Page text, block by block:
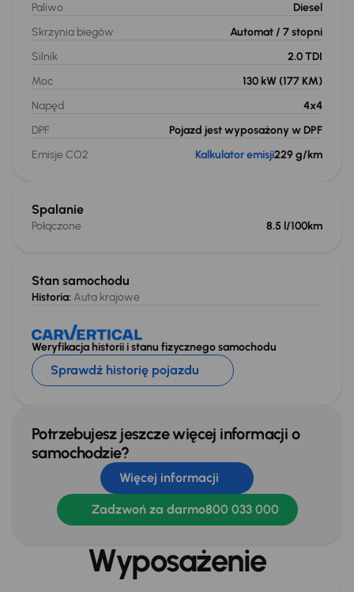
Stan samochodu
Historia: Auta krajowe
Weryfikacja historii i stanu fizycznego samochodu
Sprawdź historię pojazdu
Paliwo
Diesel
Skrzynia biegów
Automat / 7 stopni
Silnik
2.0 TDI
Moc
130 kW (177 KM)
Napęd
4x4
DPF
Pojazd jest wyposażony w DPF
Emisje CO2
Kalkulator emisji229 g/km
Spalanie
Połączone 8.5 l/100km
Potrzebujesz jeszcze więcej informacji o
samochodzie?
Więcej informacji
Zadzwoń za darmo800 033 000
Wyposażenie